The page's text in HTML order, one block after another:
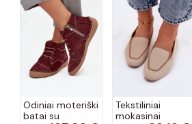
Odiniai moteriški
batai su
Tekstiliniai
mokasinai